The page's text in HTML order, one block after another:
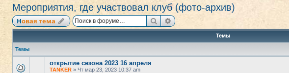
Мероприятия, где участвовал клуб (фото-архив)
Новая тема ПоискРасширенный поиск
Темы
Темы
открытие сезона 2023 16 апреля
TANKER » Чт мар 23, 2023 10:37 am